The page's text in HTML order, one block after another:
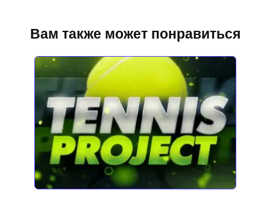
Вам также может понравиться